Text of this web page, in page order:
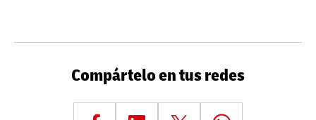
Compártelo en tus redes